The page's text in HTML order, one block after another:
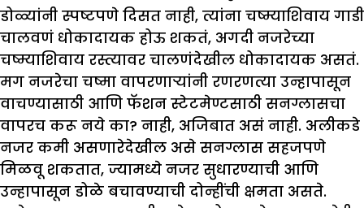
डोळ्यांनी स्पष्टपणे दिसत नाही, त्यांना चष्म्याशिवाय गाडी
चालवणं धोकादायक होऊ शकतं, अगदी नजरेच्या
चष्म्याशिवाय रस्त्यावर चालणंदेखील धोकादायक असतं.
मग नजरेचा चष्मा वापरणाऱ्यांनी रणरणत्या उन्हापासून
वाचण्यासाठी आणि फॅशन स्टेटमेण्टसाठी सनग्लासचा
वापरच करू नये का? नाही, अजिबात असं नाही. अलीकडे
नजर कमी असणारेदेखील असे सनग्लास सहजपणे
मिळवू शकतात, ज्यामध्ये नजर सुधारण्याची आणि
उन्हापासून डोळे बचावण्याची दोन्हींची क्षमता असते.